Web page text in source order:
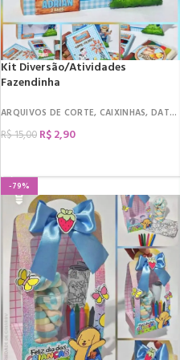
Kit Diversão/Atividades
Fazendinha
ARQUIVOS DE CORTE, CAIXINHAS, DATAS COMEMORATIVAS
R$15,00 R$2,90
-79%